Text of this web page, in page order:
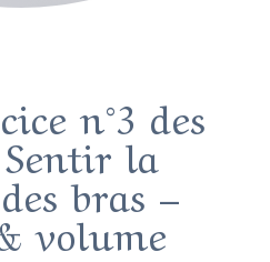
n°3 des
la
bras –
volume